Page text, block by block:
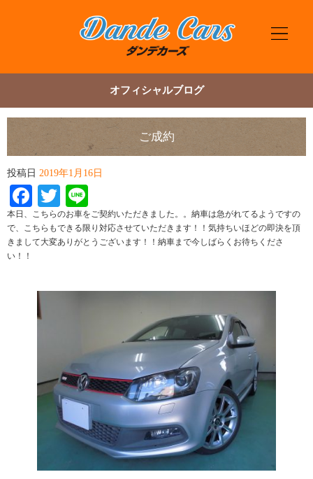
オフィシャルブログ
ご成約
投稿日 2019年1月16日
Facebook
Twitter
本日、こちらのお車をご契約いただきました。。納車は急がれてるようですの
で、こちらもできる限り対応させていただきます！！気持ちいほどの即決を頂
きまして大変ありがとうございます！！納車まで今しばらくお待ちくださ
い！！